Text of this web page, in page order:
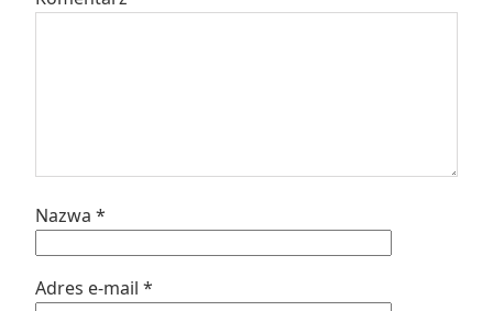
Nazwa *
Adres e-mail *